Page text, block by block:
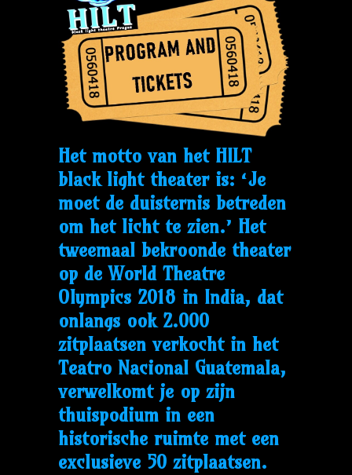
Het motto van het HILT
black light theater is: ‘Je
moet de duisternis betreden
om het licht te zien.’ Het
tweemaal bekroonde theater
op de World Theatre
Olympics 2018 in India, dat
onlangs ook 2.000
zitplaatsen verkocht in het
Teatro Nacional Guatemala,
verwelkomt je op zijn
thuispodium in een
historische ruimte met een
exclusieve 50 zitplaatsen.